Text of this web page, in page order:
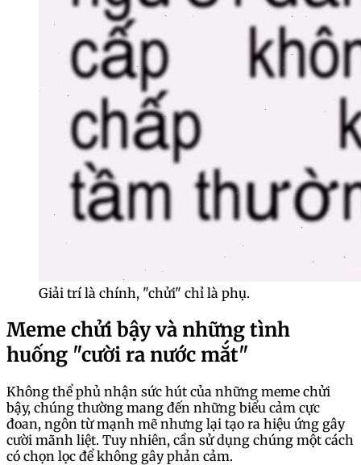
Giải trí là chính, "chửi" chỉ là phụ.
Meme chửi bậy và những tình
huống "cười ra nước mắt"
Không thể phủ nhận sức hút của những meme chửi
bậy, chúng thường mang đến những biểu cảm cực
đoan, ngôn từ mạnh mẽ nhưng lại tạo ra hiệu ứng gây
cười mãnh liệt. Tuy nhiên, cần sử dụng chúng một cách
có chọn lọc để không gây phản cảm.